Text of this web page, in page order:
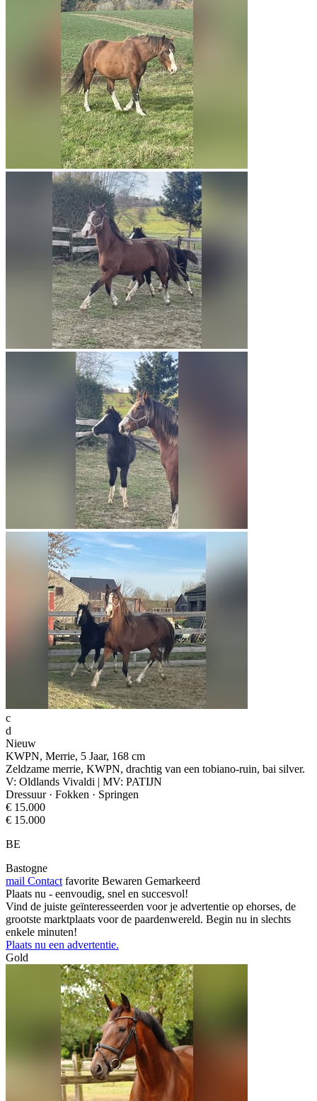
c
d
Nieuw
KWPN, Merrie, 5 Jaar, 168 cm
Zeldzame merrie, KWPN, drachtig van een tobiano-ruin, bai silver.
V: Oldlands Vivaldi | MV: PATIJN
Dressuur · Fokken · Springen
€ 15.000
€ 15.000
BE
Bastogne
mail Contact favorite Bewaren Gemarkeerd
Plaats nu - eenvoudig, snel en succesvol!
Vind de juiste geïnteresseerden voor je advertentie op ehorses, de
grootste marktplaats voor de paardenwereld. Begin nu in slechts
enkele minuten!
Plaats nu een advertentie.
Gold